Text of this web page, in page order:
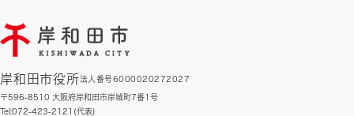
岸和田市役所法人番号6000020272027
〒596-8510 大阪府岸和田市岸城町7番1号
Tel:072-423-2121(代表)